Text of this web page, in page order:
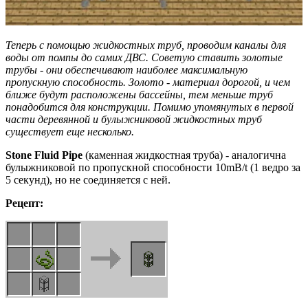
Теперь с помощью жидкостных труб, проводим каналы для
воды от помпы до самих ДВС. Советую ставить золотые
трубы - они обеспечивают наиболее максимальную
пропускную способность. Золото - материал дорогой, и чем
ближе будут расположены бассейны, тем меньше труб
понадобится для конструкции. Помимо упомянутых в первой
части деревянной и булыжниковой жидкостных труб
существует еще несколько.
Stone Fluid Pipe (каменная жидкостная труба) - аналогична
булыжниковой по пропускной способности 10mB/t (1 ведро за
5 секунд), но не соединяется с ней.
Рецепт: